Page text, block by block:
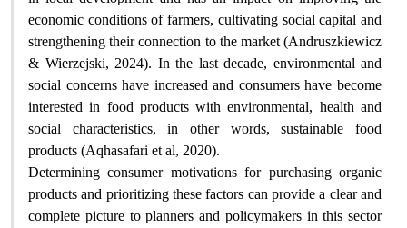
economic conditions of farmers, cultivating social capital and
strengthening their connection to the market (Andruszkiewicz
& Wierzejski, 2024). In the last decade, environmental and
social concerns have increased and consumers have become
interested in food products with environmental, health and
social characteristics, in other words, sustainable food
products (Aqhasafari et al, 2020).
Determining consumer motivations for purchasing organic
products and prioritizing these factors can provide a clear and
complete picture to planners and policymakers in this sector